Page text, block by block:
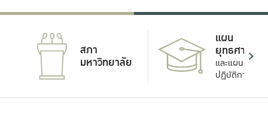
สภา
มหาวิทยาลัย
แผน
ยุทธศาสตร์
และแผน
ปฏิบัติการ